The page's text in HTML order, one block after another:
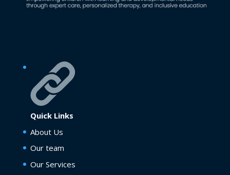
Quick Links
About Us
Our team
Our Services